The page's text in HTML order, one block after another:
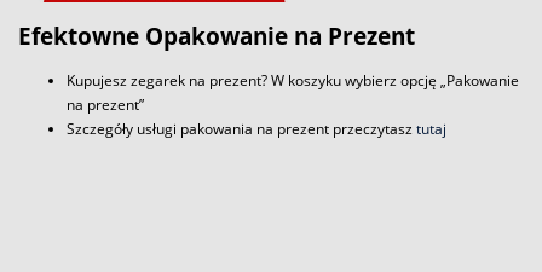
Efektowne Opakowanie na Prezent
Kupujesz zegarek na prezent? W koszyku wybierz opcję „Pakowanie
na prezent”
Szczegóły usługi pakowania na prezent przeczytasztutaj